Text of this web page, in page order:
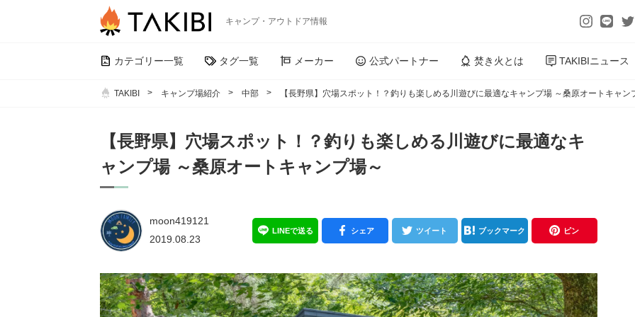
キャンプ・アウトドア情報
カテゴリー一覧 タグ一覧 メーカー 公式パートナー 焚き火とは TAKIBIニュース
TAKIBI キャンプ場紹介 中部 【長野県】穴場スポット！？釣りも楽しめる川遊びに最適なキャンプ場 ～桑原オートキャン
【長野県】穴場スポット！？釣りも楽しめる川遊びに最適なキ
ャンプ場 ～桑原オートキャンプ場～
moon419121
2019.08.23
LINEで送る シェア ツイート ブックマーク ピン